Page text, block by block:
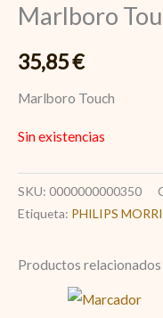
Marlboro
35,85€
Marlboro Touch
Sin existencias
SKU: 0000000000350
Etiqueta: PHILIPS
Productos relacionados